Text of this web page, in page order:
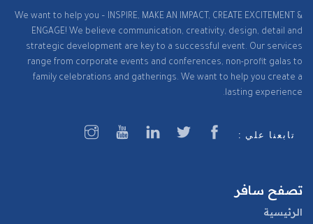
We want to help you – INSPIRE, MAKE AN IMPACT, CREATE EXCITEMENT &
ENGAGE! We believe communication, creativity, design, detail and
strategic development are key to a successful event. Our services
range from corporate events and conferences, non-profit galas to
family celebrations and gatherings. We want to help you create a
lasting experience.
تابعنا علي :
تصفح سافر
الرئيسية